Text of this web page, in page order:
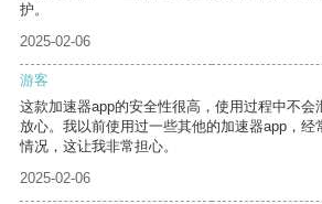
护。
2025-02-06
游客
这款加速器app的安全性很高，使用过程中不会
放心。我以前使用过一些其他的加速器app，经
情况，这让我非常担心。
2025-02-06